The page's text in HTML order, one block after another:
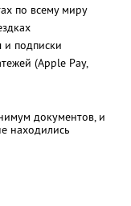
по всему миру
и подписки
(Apple Pay,
документов, и
находились